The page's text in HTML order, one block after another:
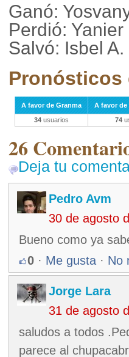
Ganó:
Perdió:
Salvó: Isbel
Pronósticos
A favor de Granma
A favor de
34 usuarios 74
26
Deja tu
Pedro Avm
30 de agosto
Bueno como ya
0 · Me gusta · No
Jorge Lara
31 de agosto
saludos a todos
parece al